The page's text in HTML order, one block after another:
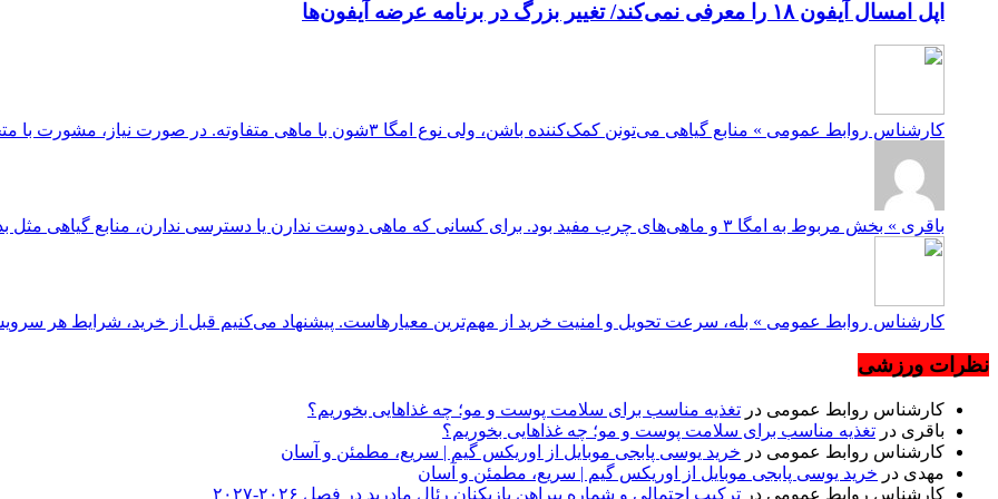
اپل امسال آیفون ۱۸ را معرفی نمی‌کند/ تغییر بزرگ در برنامه عرضه آیفون‌ها
کارشناس روابط عمومی » منابع گیاهی می‌تونن کمک‌کننده باشن، ولی نوع امگا ۳شون با ماهی متفاوته. در صورت نیاز، مشورت با متخصص تغذیه برای...
باقری » بخش مربوط به امگا ۳ و ماهی‌های چرب مفید بود. برای کسانی که ماهی دوست ندارن یا دسترسی ندارن، منابع گیاهی مثل بذ...
کارشناس روابط عمومی » بله، سرعت تحویل و امنیت خرید از مهم‌ترین معیارهاست. پیشنهاد می‌کنیم قبل از خرید، شرایط هر
نظرات ورزشی
کارشناس روابط عمومی در تغذیه مناسب برای سلامت پوست و مو؛ چه غذاهایی بخوریم؟
باقری در تغذیه مناسب برای سلامت پوست و مو؛ چه غذاهایی بخوریم؟
کارشناس روابط عمومی در خرید یوسی پابجی موبایل از اوریکس گیم | سریع، مطمئن و آسان
مهدی در خرید یوسی پابجی موبایل از اوریکس گیم | سریع، مطمئن و آسان
کارشناس روابط عمومی در ترکیب احتمالی و شماره پیراهن بازیکنان رئال مادرید در فصل ۲۰۲۶-۲۰۲۷